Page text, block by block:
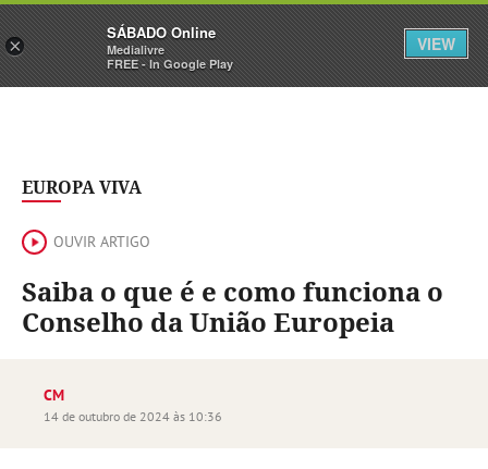
Sábado Assine Iniciar Sessão
EUROPA VIVA
OUVIR ARTIGO
Saiba o que é e como funciona o
Conselho da União Europeia
CM
14 de outubro de 2024 às 10:36
×
SÁBADO Online
Medialivre
FREE - In Google Play
VIEW